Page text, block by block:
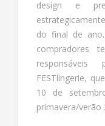
design e
do final de
compradores
FESTlingerie,
10 de
primavera/verão